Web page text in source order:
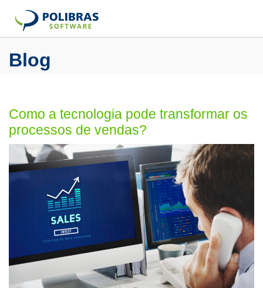
Blog
Como a tecnologia pode transformar os
processos de vendas?